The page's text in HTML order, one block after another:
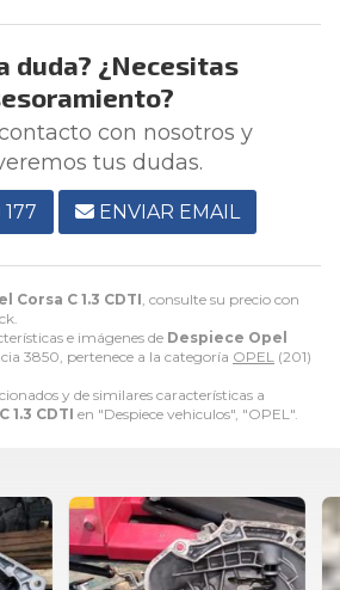
Corsa C 1.3 CDTI , consulte su precio con
e imágenes de Despiece Opel
3850, pertenece a la categoría OPEL (201)
y de similares características a
1.3 CDTI en "Despiece vehiculos", "OPEL".
duda? ¿Necesitas
con nosotros y
tus dudas.
ENVIAR EMAIL